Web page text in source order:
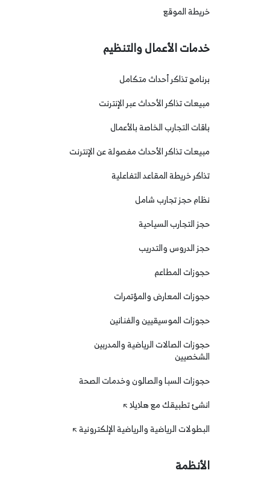
خريطة الموقع
خدمات الأعمال والتنظيم
برنامج تذاكر أحداث متكامل
مبيعات تذاكر الأحداث عبر الإنترنت
باقات التجارب الخاصة بالأعمال
مبيعات تذاكر الأحداث مفصولة عن الإنترنت
تذاكر خريطة المقاعد التفاعلية
نظام حجز تجارب شامل
حجز التجارب السياحية
حجز الدروس والتدريب
حجوزات المطاعم
حجوزات المعارض والمؤتمرات
حجوزات الموسيقيين والفنانين
حجوزات الصالات الرياضية والمدربين
الشخصيين
حجوزات السبا والصالون وخدمات الصحة
انشئ تطبيقك مع هلايلا
البطولات الرياضية والرياضية الإلكترونية
الأنظمة